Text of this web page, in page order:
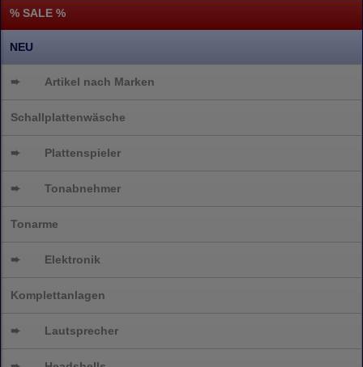
% SALE %
NEU
➨ Artikel nach Marken
Schallplattenwäsche
➨ Plattenspieler
➨ Tonabnehmer
Tonarme
➨ Elektronik
Komplettanlagen
➨ Lautsprecher